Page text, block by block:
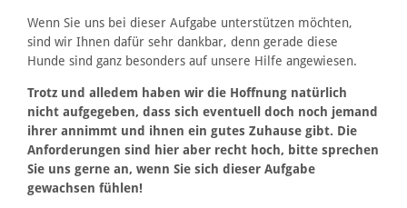
Wenn Sie uns bei dieser Aufgabe unterstützen möchten,
sind wir Ihnen dafür sehr dankbar, denn gerade diese
Hunde sind ganz besonders auf unsere Hilfe angewiesen.
Trotz und alledem haben wir die Hoffnung natürlich
nicht aufgegeben, dass sich eventuell doch noch jemand
ihrer annimmt und ihnen ein gutes Zuhause gibt. Die
Anforderungen sind hier aber recht hoch, bitte sprechen
Sie uns gerne an, wenn Sie sich dieser Aufgabe
gewachsen fühlen!